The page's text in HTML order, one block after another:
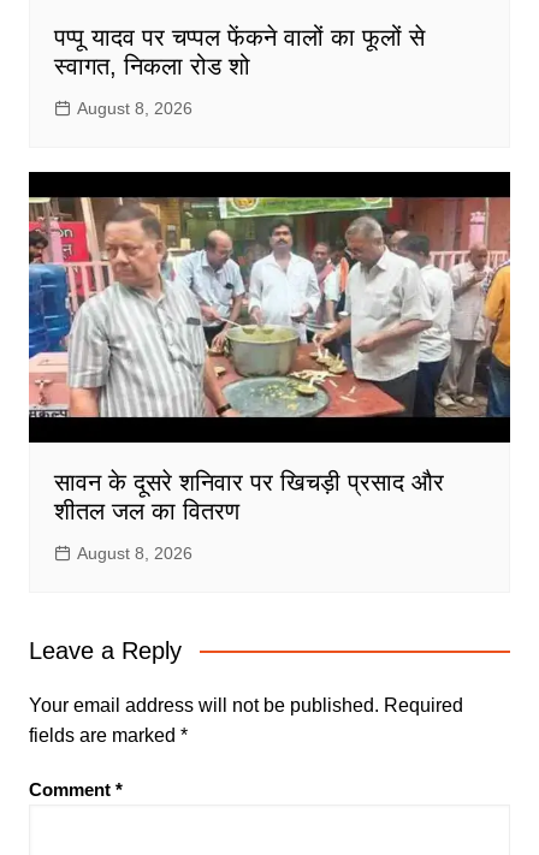
पप्पू यादव पर चप्पल फेंकने वालों का फूलों से
स्वागत, निकला रोड शो
August 8, 2026
सावन के दूसरे शनिवार पर खिचड़ी प्रसाद और
शीतल जल का वितरण
August 8, 2026
Leave a Reply
Your email address will not be published. Required
fields are marked *
Comment *